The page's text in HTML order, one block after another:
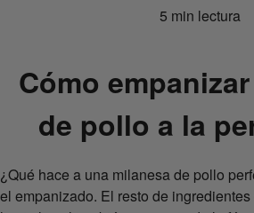
5 min lectura
Cómo
de pollo a la
¿Qué hace a una milanesa de pollo
el empanizado. El resto de